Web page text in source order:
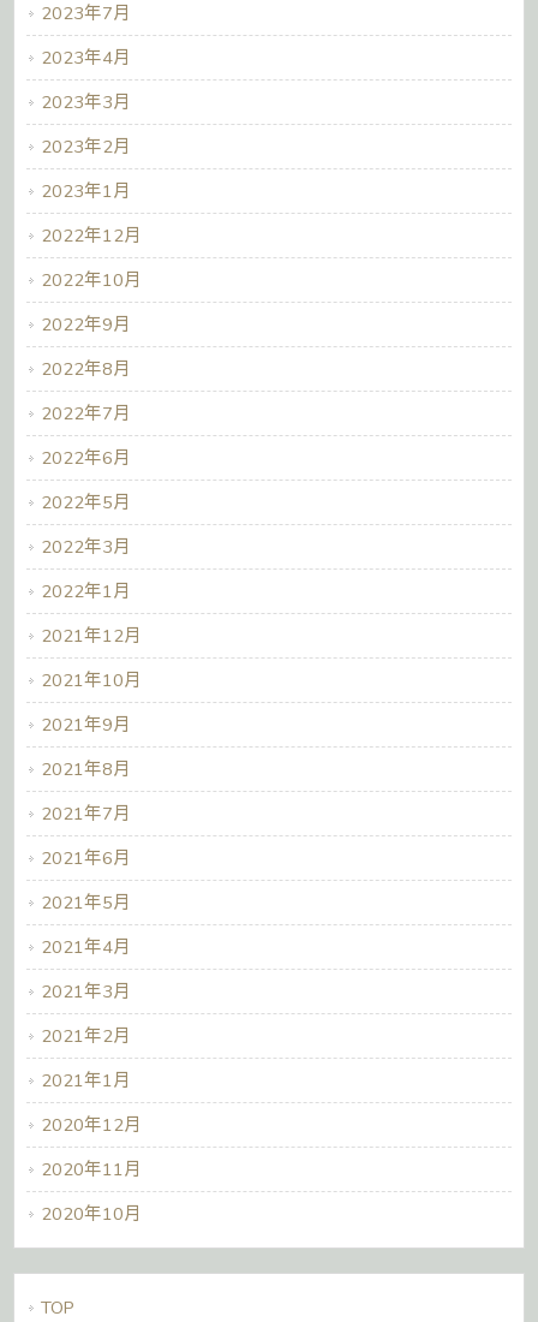
2023年7月
2023年4月
2023年3月
2023年2月
2023年1月
2022年12月
2022年10月
2022年9月
2022年8月
2022年7月
2022年6月
2022年5月
2022年3月
2022年1月
2021年12月
2021年10月
2021年9月
2021年8月
2021年7月
2021年6月
2021年5月
2021年4月
2021年3月
2021年2月
2021年1月
2020年12月
2020年11月
2020年10月
TOP